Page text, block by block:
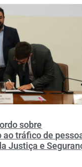
sobre
tráfico de
Justiça e